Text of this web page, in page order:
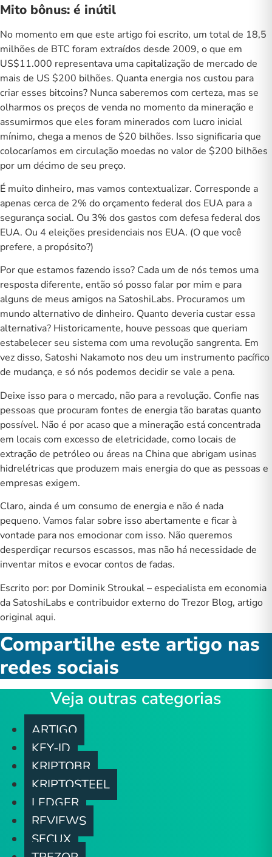
Mito bônus: é inútil
No momento em que este artigo foi escrito, um total de 18,5
milhões de BTC foram extraídos desde 2009, o que em
US$11.000 representava uma capitalização de mercado de
mais de US $200 bilhões. Quanta energia nos custou para
criar esses bitcoins? Nunca saberemos com certeza, mas se
olharmos os preços de venda no momento da mineração e
assumirmos que eles foram minerados com lucro inicial
mínimo, chega a menos de $20 bilhões. Isso significaria que
colocaríamos em circulação moedas no valor de $200 bilhões
por um décimo de seu preço.
É muito dinheiro, mas vamos contextualizar. Corresponde a
apenas cerca de 2% do orçamento federal dos EUA para a
segurança social. Ou 3% dos gastos com defesa federal dos
EUA. Ou 4 eleições presidenciais nos EUA. (O que você
prefere, a propósito?)
Por que estamos fazendo isso? Cada um de nós temos uma
resposta diferente, então só posso falar por mim e para
alguns de meus amigos na SatoshiLabs. Procuramos um
mundo alternativo de dinheiro. Quanto deveria custar essa
alternativa? Historicamente, houve pessoas que queriam
estabelecer seu sistema com uma revolução sangrenta. Em
vez disso, Satoshi Nakamoto nos deu um instrumento pacífico
de mudança, e só nós podemos decidir se vale a pena.
Deixe isso para o mercado, não para a revolução. Confie nas
pessoas que procuram fontes de energia tão baratas quanto
possível. Não é por acaso que a mineração está concentrada
em locais com excesso de eletricidade, como locais de
extração de petróleo ou áreas na China que abrigam usinas
hidrelétricas que produzem mais energia do que as pessoas e
empresas exigem.
Claro, ainda é um consumo de energia e não é nada
pequeno. Vamos falar sobre isso abertamente e ficar à
vontade para nos emocionar com isso. Não queremos
desperdiçar recursos escassos, mas não há necessidade de
inventar mitos e evocar contos de fadas.
Escrito por: por Dominik Stroukal– especialista em economia
da SatoshiLabs e contribuidor externo do Trezor Blog, artigo
original aqui.
Compartilhe este artigo nas
redes sociais
Veja outras categorias
ARTIGO
KEY-ID
KRIPTOBR
KRIPTOSTEEL
LEDGER
REVIEWS
SECUX